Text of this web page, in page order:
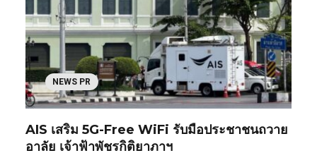
NEWS PR
AIS เสริม 5G-Free WiFi รับมือประชาชนถวาย
อาลัย เจ้าฟ้าพัชรกิติยาภาฯ